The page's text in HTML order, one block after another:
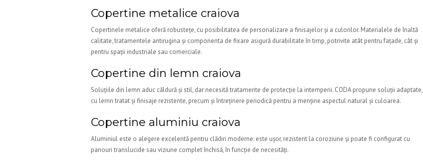
Copertine metalice craiova
Copertinele metalice oferă robustețe, cu posibilitatea de personalizare a finisajelor și a culorilor. Materialele de înaltă
calitate, tratamentele antirugina și componenta de fixare asigură durabilitate în timp, potrivite atât pentru fațade, cât și
pentru spații industriale sau comerciale.
Copertine din lemn craiova
Soluțiile din lemn aduc căldură și stil, dar necesită tratamente de protecție la intemperii. CODA propune soluții adaptate,
cu lemn tratat și finisaje rezistente, precum și întreținere periodică pentru a menține aspectul natural și culoarea.
Copertine aluminiu craiova
Aluminiul este o alegere excelentă pentru clădiri moderne: este ușor, rezistent la coroziune și poate fi configurat cu
panouri translucide sau viziune complet închisă, în funcție de necesități.